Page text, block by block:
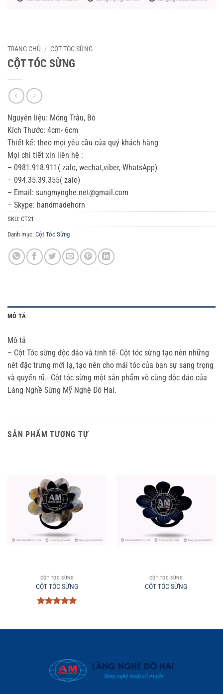
TRANG CHỦ / CỘT TÓC SỪNG
CỘT TÓC SỪNG
Nguyên liệu: Móng Trâu, Bò
Kích Thước: 4cm- 6cm
Thiết kế: theo mọi yêu cầu của quý khách hàng
Mọi chi tiết xin liên hệ :
– 0981.918.911( zalo, wechat,viber, WhatsApp)
– 094.35.39.355( zalo)
– Email: sungmynghe.net@gmail.com
– Skype: handmadehorn
SKU: CT21
Danh mục: Cột Tóc Sừng
MÔ TẢ
Mô tả
– Cột Tóc sừng độc đáo và tinh tế- Cột tóc sừng tạo nên những
nét đặc trưng mới lạ, tạo nên cho mái tóc của bạn sự sang trọng
và quyến rũ.- Cột tóc sừng một sản phẩm vô cùng độc đáo của
Làng Nghề Sừng Mỹ Nghệ Đô Hai.
SẢN PHẨM TƯƠNG TỰ
CỘT TÓC SỪNG
CỘT TÓC SỪNG
sao
CỘT TÓC SỪNG
CỘT TÓC SỪNG